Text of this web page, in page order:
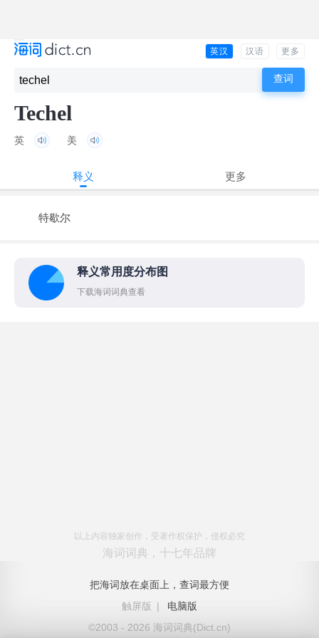
英汉 汉语 更多
Techel
英 美
释义 更多
特歇尔
释义常用度分布图
下载海词词典查看
以上内容独家创作，受著作权保护，侵权必究
海词词典，十七年品牌
把海词放在桌面上，查词最方便
触屏版
|
电脑版
©2003 - 2026 海词词典(Dict.cn)